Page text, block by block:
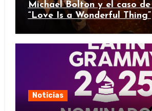
Michael Bolton y el caso
“Love Is a Wonderful Thing”
Noticias